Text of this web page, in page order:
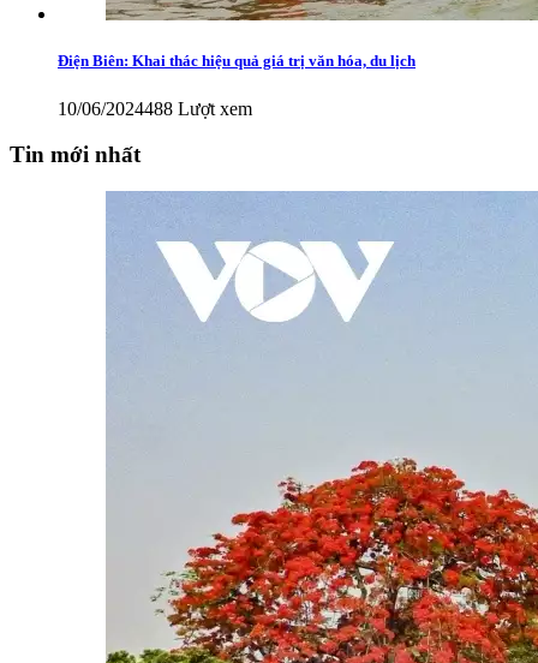
Điện Biên: Khai thác hiệu quả giá trị văn hóa, du lịch
10/06/2024488 Lượt xem
Tin mới nhất